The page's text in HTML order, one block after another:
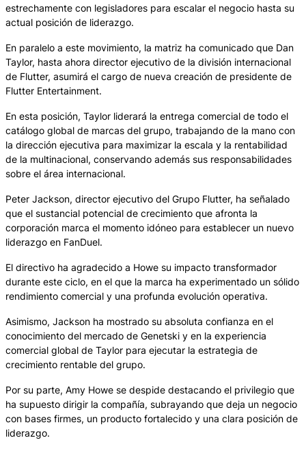
estrechamente con legisladores para escalar el negocio hasta su
actual posición de liderazgo.
En paralelo a este movimiento, la matriz ha comunicado que Dan
Taylor, hasta ahora director ejecutivo de la división internacional
de Flutter, asumirá el cargo de nueva creación de presidente de
Flutter Entertainment.
En esta posición, Taylor liderará la entrega comercial de todo el
catálogo global de marcas del grupo, trabajando de la mano con
la dirección ejecutiva para maximizar la escala y la rentabilidad
de la multinacional, conservando además sus responsabilidades
sobre el área internacional.
Peter Jackson, director ejecutivo del Grupo Flutter, ha señalado
que el sustancial potencial de crecimiento que afronta la
corporación marca el momento idóneo para establecer un nuevo
liderazgo en FanDuel.
El directivo ha agradecido a Howe su impacto transformador
durante este ciclo, en el que la marca ha experimentado un sólido
rendimiento comercial y una profunda evolución operativa.
Asimismo, Jackson ha mostrado su absoluta confianza en el
conocimiento del mercado de Genetski y en la experiencia
comercial global de Taylor para ejecutar la estrategia de
crecimiento rentable del grupo.
Por su parte, Amy Howe se despide destacando el privilegio que
ha supuesto dirigir la compañía, subrayando que deja un negocio
con bases firmes, un producto fortalecido y una clara posición de
liderazgo.